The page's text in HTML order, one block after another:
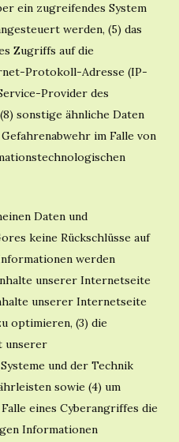
ein zugreifendes System
werden, (5) das
Zugriffs auf die
Protokoll-Adresse (IP-
Provider des
sonstige ähnliche Daten
im Falle von
Daten und
keine Rückschlüsse auf
werden
unserer Internetseite
unserer Internetseite
optimieren, (3) die
unserer
und der Technik
sowie (4) um
eines Cyberangriffes die
Informationen